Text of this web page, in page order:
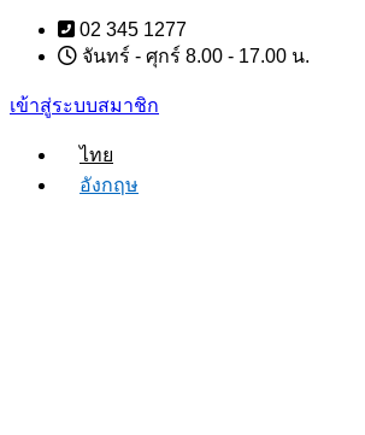
Skip
content
02 345 1277
จันทร์ - ศุกร์ 8.00 - 17.00 น.
เข้าสู่ระบบสมาชิก
ไทย
อังกฤษ